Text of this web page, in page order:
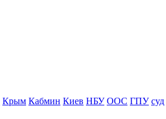
Крым Кабмин Киев НБУ ООС ГПУ суд